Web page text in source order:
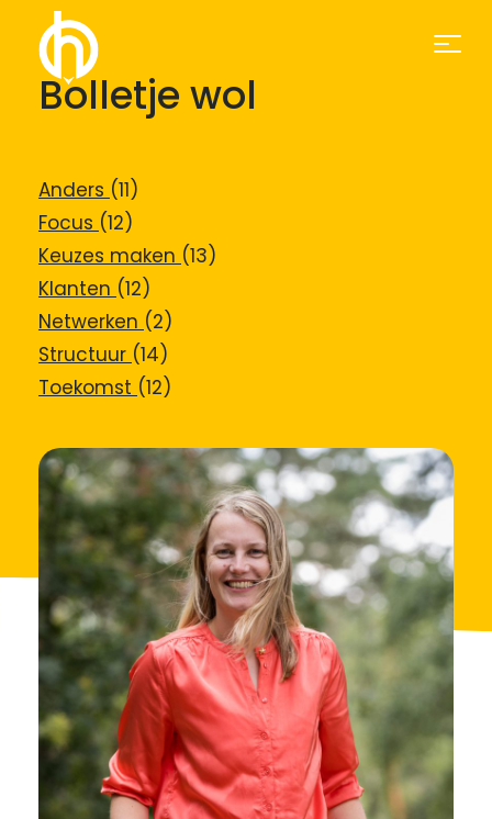
Bolletje wol
Anders (11)
Focus (12)
Keuzes maken (13)
Klanten (12)
Netwerken (2)
Structuur (14)
Toekomst (12)